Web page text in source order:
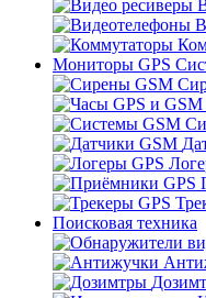
Мониторы GPS
Поисковая техника